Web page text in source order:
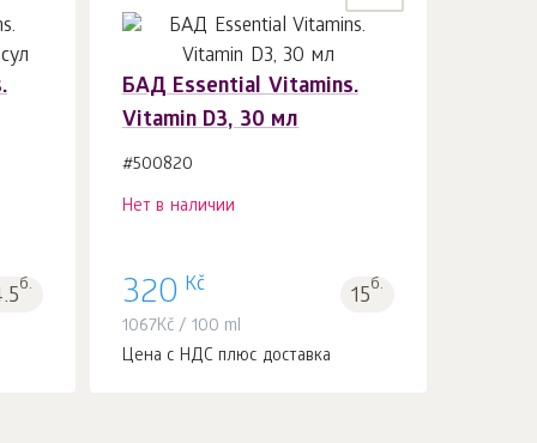
б.
БАД Essential Vitamins.
Vitamin D3, 30 мл
#500820
Нет в наличии
320 Kč 15б.
1067Kč/ 100 ml
Цена с НДС плюс доставка